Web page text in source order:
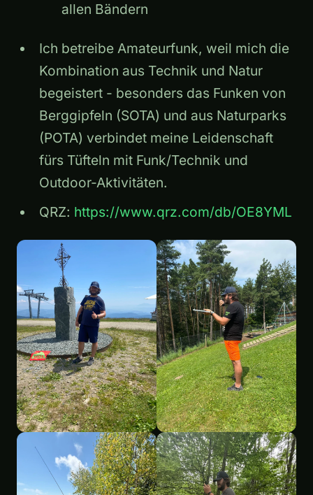
allen Bändern
Ich betreibe Amateurfunk, weil mich die
Kombination aus Technik und Natur
begeistert - besonders das Funken von
Berggipfeln (SOTA) und aus Naturparks
(POTA) verbindet meine Leidenschaft
fürs Tüfteln mit Funk/Technik und
Outdoor-Aktivitäten.
QRZ: https://www.qrz.com/db/OE8YML